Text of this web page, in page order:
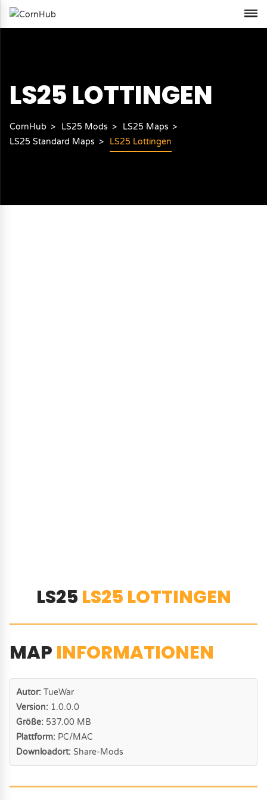
LS25 LOTTINGEN
CornHub LS25 Mods
LS25 Maps
LS25 Standard Maps
LS25 Lottingen
LS25 LS25 LOTTINGEN
MAP INFORMATIONEN
Autor: TueWar
Version: 1.0.0.0
Größe: 537.00 MB
Plattform: PC/MAC
Downloadort: Share-Mods